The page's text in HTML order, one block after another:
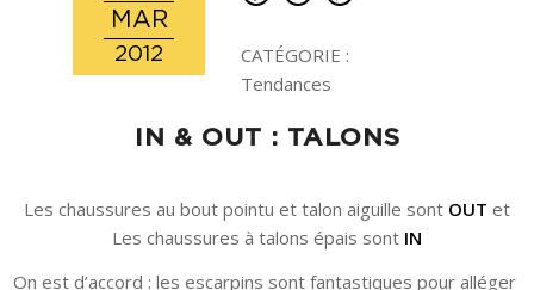
MAR
2012
CATÉGORIE :
Tendances
IN & OUT : TALONS
Les chaussures au bout pointu et talon aiguille sont OUT et
Les chaussures à talons épais sont IN
On est d’accord : les escarpins sont fantastiques pour alléger